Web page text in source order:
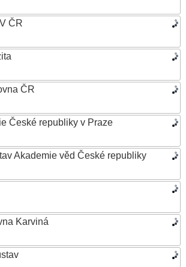
ČR
ČR
České republiky v Praze
Akademie věd České republiky
Karviná